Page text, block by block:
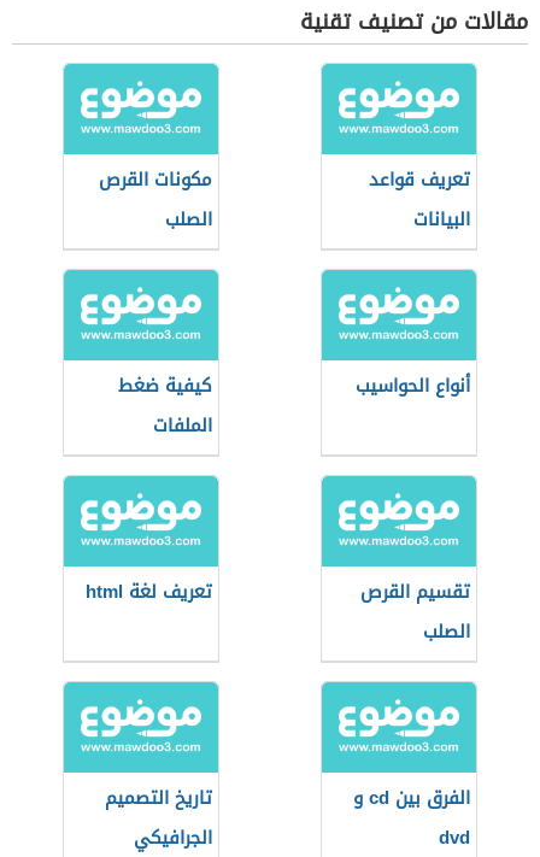
مقالات من تصنيف تقنية
تعريف قواعد
البيانات
مكونات القرص
الصلب
أنواع الحواسيب
كيفية ضغط
الملفات
تقسيم القرص
الصلب
تعريف لغة html
الفرق بين cd و
dvd
تاريخ التصميم
الجرافيكي